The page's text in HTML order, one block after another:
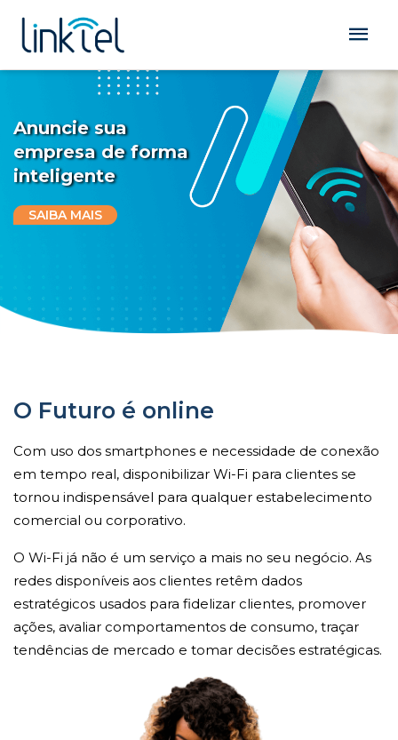
Anuncie sua
empresa de forma
inteligente
SAIBA MAIS
O Futuro é online
Com uso dos smartphones e necessidade de conexão
em tempo real, disponibilizar Wi-Fi para clientes se
tornou indispensável para qualquer estabelecimento
comercial ou corporativo.
O Wi-Fi já não é um serviço a mais no seu negócio. As
redes disponíveis aos clientes retêm dados
estratégicos usados para fidelizar clientes, promover
ações, avaliar comportamentos de consumo, traçar
tendências de mercado e tomar decisões estratégicas.